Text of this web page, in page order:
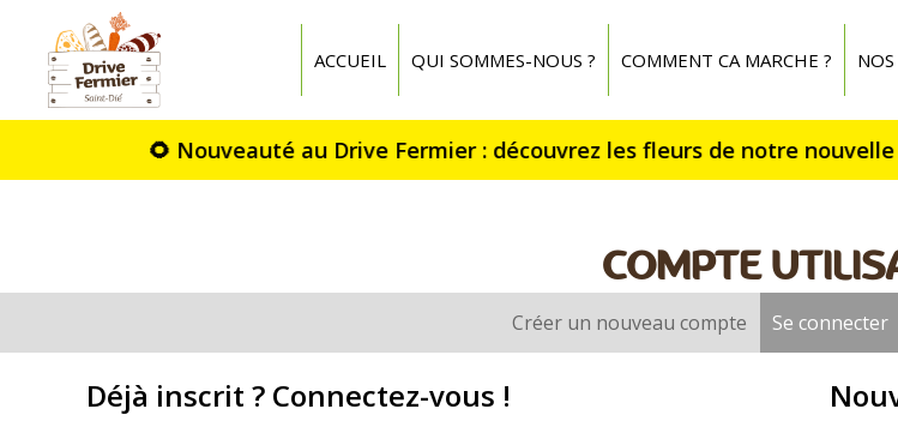
ACCUEIL QUI SOMMES-NOUS ? COMMENT CA MARCHE ?
COMPTE
principaux
Créer un nouveau compte Se connecter
Déjà inscrit ? Connectez-vous !